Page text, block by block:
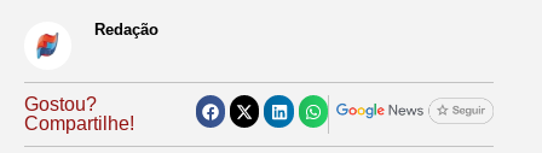
Redação
Gostou?
Compartilhe!